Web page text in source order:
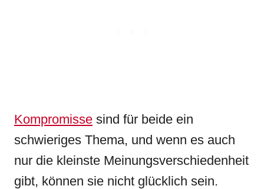
Kompromisse sind für beide ein
schwieriges Thema, und wenn es auch
nur die kleinste Meinungsverschiedenheit
gibt, können sie nicht glücklich sein.